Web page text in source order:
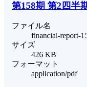
第158期 第2四半
ファイル名
financial-report-
サイズ
426 KB
フォーマット
application/pdf